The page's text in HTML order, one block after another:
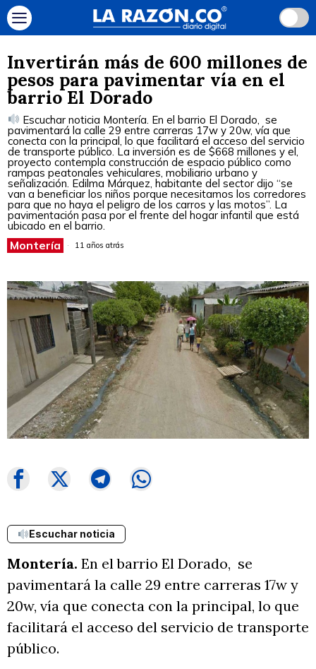
Invertirán más de 600 millones de
pesos para pavimentar vía en el
barrio El Dorado
Escuchar noticia Montería. En el barrio El Dorado, se
pavimentará la calle 29 entre carreras 17w y 20w, vía que
conecta con la principal, lo que facilitará el acceso del servicio
de transporte público. La inversión es de $668 millones y el,
proyecto contempla construcción de espacio público como
rampas peatonales vehiculares, mobiliario urbano y
señalización. Edilma Márquez, habitante del sector dijo “se
van a beneficiar los niños porque necesitamos los corredores
para que no haya el peligro de los carros y las motos”. La
pavimentación pasa por el frente del hogar infantil que está
ubicado en el barrio.
Montería 11 años atrás
Escuchar noticia
Montería. En el barrio El Dorado, se
pavimentará la calle 29 entre carreras 17w y
20w, vía que conecta con la principal, lo que
facilitará el acceso del servicio de transporte
público.